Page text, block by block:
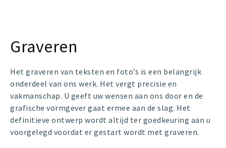
Graveren
Het graveren van teksten en foto’s is een belangrijk
onderdeel van ons werk. Het vergt precisie en
vakmanschap. U geeft uw wensen aan ons door en de
grafische vormgever gaat ermee aan de slag. Het
definitieve ontwerp wordt altijd ter goedkeuring aan u
voorgelegd voordat er gestart wordt met graveren.